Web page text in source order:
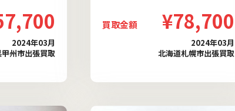
2024年03月
州市出張買取
買取金額 ¥78,700
2024年03月
北海道札幌市出張買取